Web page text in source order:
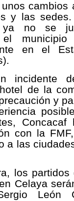
cambios
y las
ya no se
municipio
en el
incidente
de la
y
Concacaf
con la
a las
los partidos
Celaya
León